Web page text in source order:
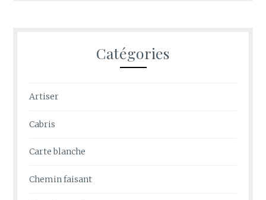
Catégories
Artiser
Cabris
Carte blanche
Chemin faisant